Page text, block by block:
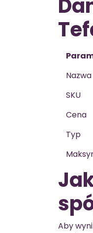
Nazwa
SKU
Cena
Typ
Aby